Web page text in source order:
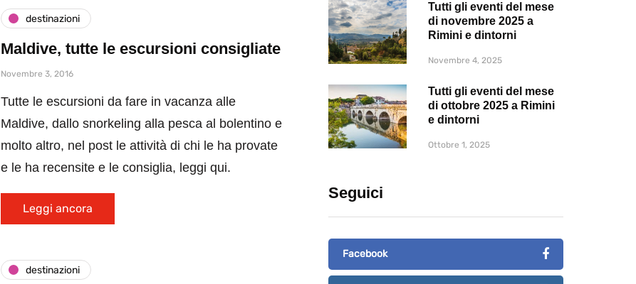
destinazioni
Maldive, tutte le escursioni consigliate
Novembre 3, 2016
Tutte le escursioni da fare in vacanza alle
Maldive, dallo snorkeling alla pesca al bolentino e
molto altro, nel post le attività di chi le ha provate
e le ha recensite e le consiglia, leggi qui.
Leggi ancora
destinazioni
Tutti gli eventi del mese
di novembre 2025 a
Rimini e dintorni
Novembre 4, 2025
Tutti gli eventi del mese
di ottobre 2025 a Rimini
e dintorni
Ottobre 1, 2025
Seguici
Facebook